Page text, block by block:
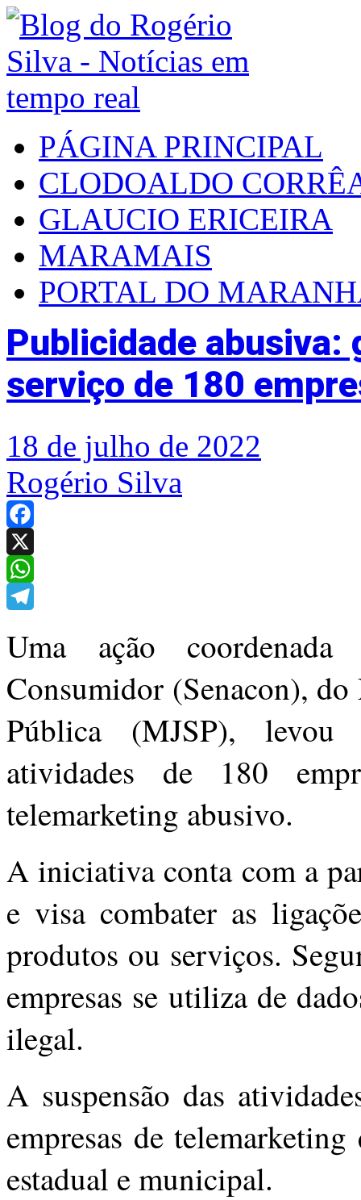
PÁGINA PRINCIPAL
CLODOALDO
GLAUCIO ERICEIRA
MARAMAIS
PORTAL DO
Publicidade abusiva:
serviço de 180
18 de julho de 2022
Rogério Silva
Facebook
X
WhatsApp
Uma ação
Consumidor (Senacon),
Pública (MJSP), levou
atividades de 180
telemarketing abusivo.
A iniciativa conta com a
e visa combater as
produtos ou serviços.
empresas se utiliza de
ilegal.
A suspensão das
empresas de
estadual e municipal.